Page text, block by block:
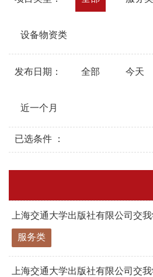
设备物资类
发布日期： 全部 今天
近一个月
已选条件 ：
上海交通大学出版社有限公司交
服务类
上海交通大学出版社有限公司交